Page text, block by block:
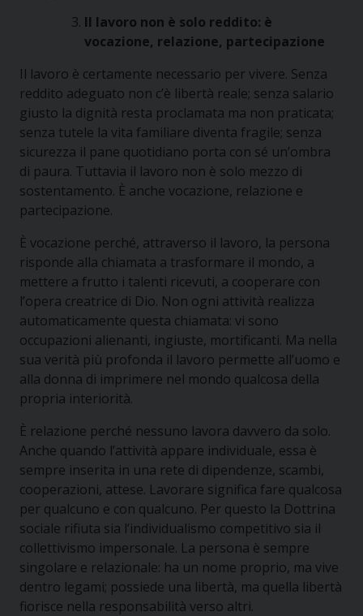
Il lavoro non è solo reddito: è
vocazione, relazione, partecipazione
Il lavoro è certamente necessario per vivere. Senza
reddito adeguato non c’è libertà reale; senza salario
giusto la dignità resta proclamata ma non praticata;
senza tutele la vita familiare diventa fragile; senza
sicurezza il pane quotidiano porta con sé un’ombra
di paura. Tuttavia il lavoro non è solo mezzo di
sostentamento. È anche vocazione, relazione e
partecipazione.
È vocazione perché, attraverso il lavoro, la persona
risponde alla chiamata a trasformare il mondo, a
mettere a frutto i talenti ricevuti, a cooperare con
l’opera creatrice di Dio. Non ogni attività realizza
automaticamente questa chiamata: vi sono
occupazioni alienanti, ingiuste, mortificanti. Ma nella
sua verità più profonda il lavoro permette all’uomo e
alla donna di imprimere nel mondo qualcosa della
propria interiorità.
È relazione perché nessuno lavora davvero da solo.
Anche quando l’attività appare individuale, essa è
sempre inserita in una rete di dipendenze, scambi,
cooperazioni, attese. Lavorare significa fare qualcosa
per qualcuno e con qualcuno. Per questo la Dottrina
sociale rifiuta sia l’individualismo competitivo sia il
collettivismo impersonale. La persona è sempre
singolare e relazionale: ha un nome proprio, ma vive
dentro legami; possiede una libertà, ma quella libertà
fiorisce nella responsabilità verso altri.